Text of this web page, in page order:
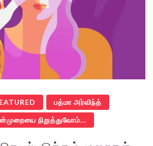
பத்மா அர்விந்த்
நிறுத்துவோம்...